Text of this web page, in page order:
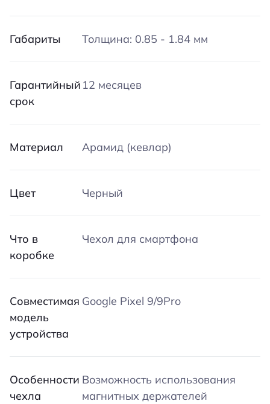
Габариты Толщина: 0.85 - 1.84 мм
Гарантийный
срок
12 месяцев
Материал Арамид (кевлар)
Цвет Черный
Что в
коробке
Чехол для смартфона
Совместимая
модель
устройства
Google Pixel 9/9Pro
Особенности
чехла
Возможность использования
магнитных держателей